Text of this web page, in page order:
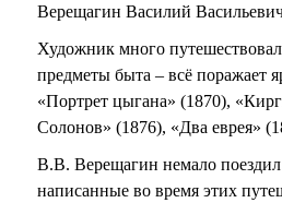
Верещагин Василий
Художник много
предметы быта – всё поражает
«Портрет цыгана» (1870),
Солонов» (1876), «Два еврея»
В.В. Верещагин немало
написанные во время этих